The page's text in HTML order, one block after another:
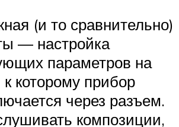
(и то сравнительно)
— настройка
параметров на
которому прибор
через разъем.
композиции,